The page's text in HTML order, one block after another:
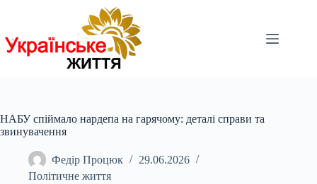
НАБУ спіймало нардепа на гарячому: деталі справи та
звинувачення
Федір Процюк
29.06.2026
Політичне життя